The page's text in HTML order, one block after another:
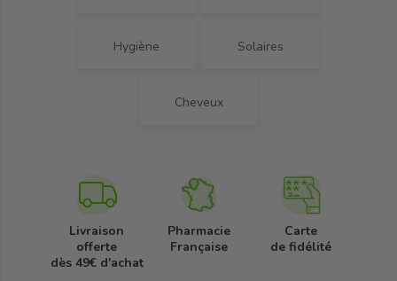
Hygiène Solaires
Cheveux
Livraison
offerte
dès 49€ d'achat
Pharmacie
Française
Carte
de fidélité